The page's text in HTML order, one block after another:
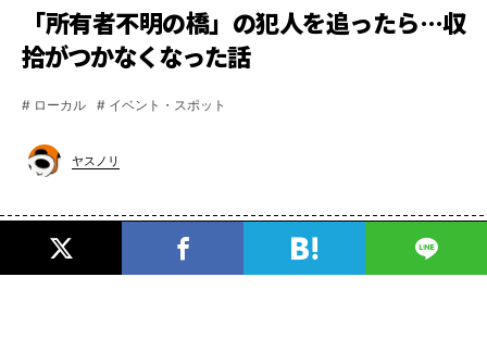
「所有者不明の橋」の犯人を追ったら…収
拾がつかなくなった話
# ローカル # イベント・スポット
ヤスノリ